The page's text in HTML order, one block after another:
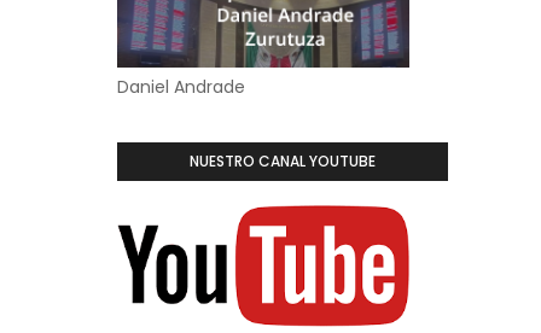
Daniel Andrade
NUESTRO CANAL YOUTUBE